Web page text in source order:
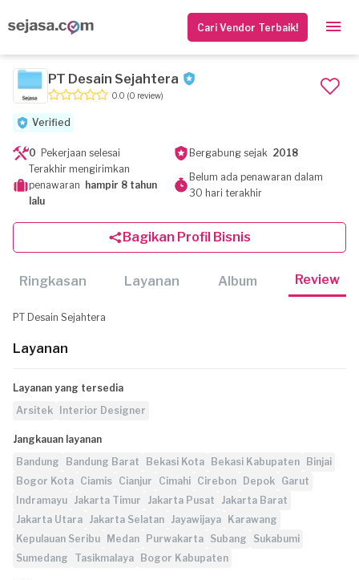
Cari Vendor Terbaik!
PT Desain Sejahtera
0.0 (0 review)
Verified
0 Pekerjaan selesai Bergabung sejak 2018
Terakhir mengirimkan
penawaran hampir 8 tahun
lalu
Belum ada penawaran dalam
30 hari terakhir
Bagikan Profil Bisnis
Ringkasan Layanan Album Review
PT Desain Sejahtera
Layanan
Layanan yang tersedia
Arsitek
Interior Designer
Jangkauan layanan
Bandung
Bandung Barat Bekasi Kota Bekasi Kabupaten
Binjai
Bogor Kota Ciamis Cianjur Cimahi Cirebon Depok Garut
Indramayu Jakarta Timur Jakarta Pusat
Jakarta Barat
Jakarta Utara Jakarta Selatan Jayawijaya
Karawang
Kepulauan Seribu
Medan Purwakarta Subang
Sukabumi
Sumedang
Tasikmalaya Bogor Kabupaten